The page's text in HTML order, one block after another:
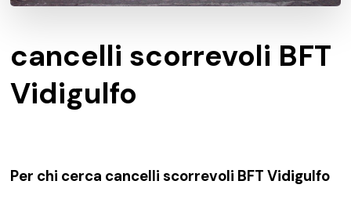
cancelli scorrevoli BFT
Vidigulfo
Per chi cerca cancelli scorrevoli BFT Vidigulfo